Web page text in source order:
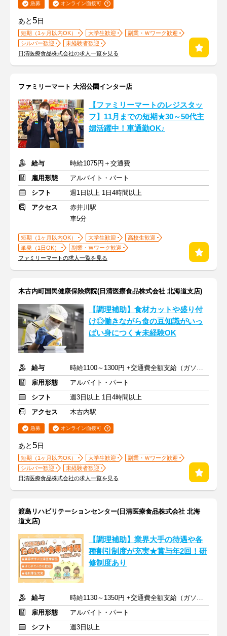
急募 オンライン面接可
あと 5日
短期（1ヶ月以内OK） 大学生歓迎
副業・Ｗワーク歓迎
シルバー歓迎
未経験者歓迎
日清医療食品株式会社の求人一覧を見る
ファミリーマート 大沼公園インター店
【ファミリーマートのレジスタッ
フ】11月までの短期★30～50代主
婦活躍中！車通勤OK♪
給与
時給1075円＋交通費
雇用形態
アルバイト・パート
シフト
週1日以上 1日4時間以上
アクセス
赤井川駅
車5分
短期（1ヶ月以内OK） 大学生歓迎
高校生歓迎
単発（1日OK）
副業・Ｗワーク歓迎
ファミリーマートの求人一覧を見る
木古内町国民健康保険病院(日清医療食品株式会社 北海道支店)
【調理補助】食材カットや盛り付
け◎働きながら食の豆知識がいっ
ぱい身につく★未経験OK
給与
時給1100～1300円 +交通費全額支給（ガソリン代も支給）
雇用形態
アルバイト・パート
シフト
週3日以上 1日4時間以上
アクセス
木古内駅
急募 オンライン面接可
あと 5日
短期（1ヶ月以内OK） 大学生歓迎
副業・Ｗワーク歓迎
シルバー歓迎
未経験者歓迎
日清医療食品株式会社の求人一覧を見る
渡島リハビリテーションセンター(日清医療食品株式会社 北海
道支店)
【調理補助】業界大手の待遇や各
種割引制度が充実★賞与年2回！研
修制度あり
給与
時給1130～1350円 +交通費全額支給（ガソリン代も支給）
雇用形態
アルバイト・パート
シフト
週3日以上